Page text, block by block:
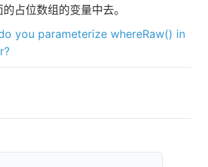
占位数组的变量中去。
you parameterize whereRaw() in